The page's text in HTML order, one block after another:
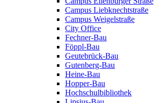
Campus Liebknechtstraße
Campus Weigelstraße
City Office
Fechner-Bau
Föppl-Bau
Geutebrück-Bau
Gutenberg-Bau
Heine-Bau
Hopper-Bau
Hochschulbibliothek